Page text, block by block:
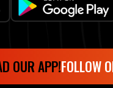
APP!FOLLOW ON